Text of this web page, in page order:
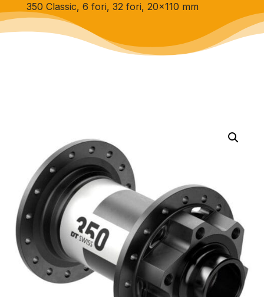
350 Classic, 6 fori, 32 fori, 20×110 mm